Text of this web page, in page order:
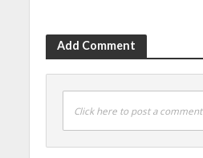
Add Comment
Click here to post a comment